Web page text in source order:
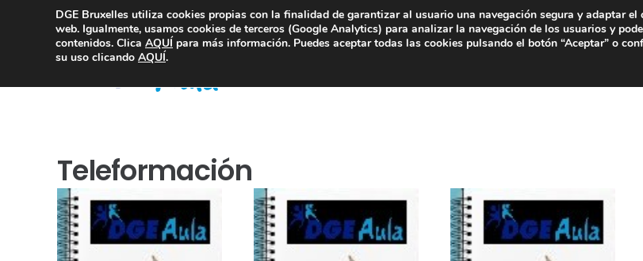
Consultoría Compliance
Teleformación
DGE Bruxelles utiliza cookies propias con la finalidad de garantizar al usuario una navegación segura y adaptar
web. Igualmente, usamos cookies de terceros (Google Analytics) para analizar la navegación de los usuarios y
contenidos. Clica AQUÍ para más información. Puedes aceptar todas las cookies pulsando el botón “Aceptar” o
su uso clicando AQUÍ.